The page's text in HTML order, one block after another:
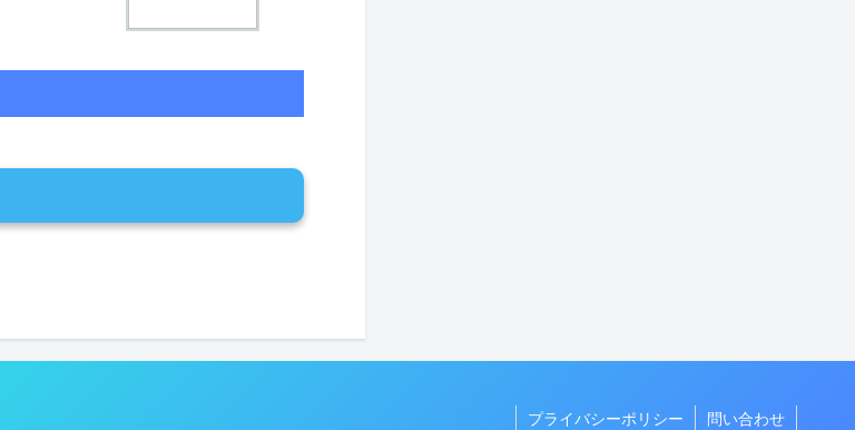
プライバシーポリシー 問い合わせ